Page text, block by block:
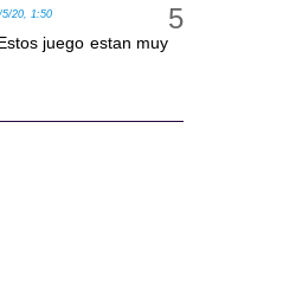
5/20, 1:50
juego estan muy